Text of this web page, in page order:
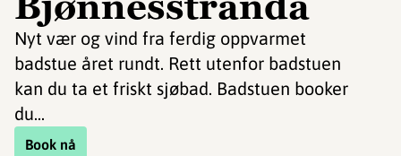
Nyt vær og vind fra ferdig oppvarmet
badstue året rundt. Rett utenfor badstuen
kan du ta et friskt sjøbad. Badstuen booker
du...
Book nå